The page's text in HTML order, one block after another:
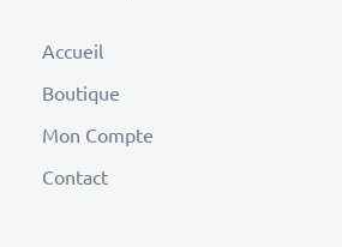
Accueil
Boutique
Mon Compte
Contact